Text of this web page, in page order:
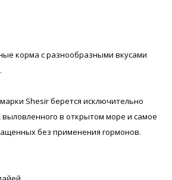
корма с разнообразными вкусами
Shesir берется исключительно
выловленного в открытом море и самое
без применения гормонов.